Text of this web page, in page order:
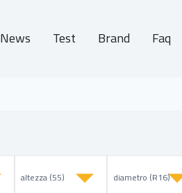
News Test Brand Faq